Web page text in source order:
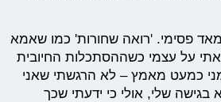
פסימי. 'רואה שחורות' כמו שאמא
על עצמי כשההסתכלות החיובית
כמעט מאמץ – לא הרגשתי שאני
שלי, אולי כי ידעתי שכך